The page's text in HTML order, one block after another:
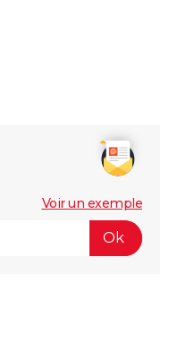
Voir un exemple